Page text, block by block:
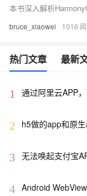
bruce_xiaowei 1016
热门文章 最新
1 通过阿里云APP
2 h5做的app和原
3 无法唤起支付宝
4 Android